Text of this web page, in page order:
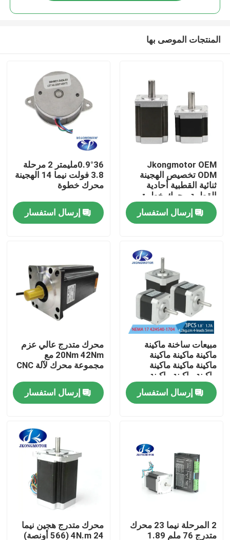
معلومات عنا
جولة في المعمل
مراقبة الجودة
اتصل بنا
محرك سيرفو متكامل
محرك DC بدون فرشات
المنتجات الموصى بها
Jkongmotor OEM
ODM تخصيص الهجينة
ثنائية القطبية أحادية
القطبية محرك خطوة
خطوة مع علبة التروس
مكيف الفرامل مدمجة
السائق
إرسال استفسار
0.9°36مليمتر 2 مرحلة
3.8 فولت نيما 14 الهجينة
محرك خطوة
إرسال استفسار
مبيعات ساخنة ماكينة
ماكينة ماكينة ماكينة
ماكينة ماكينة ماكينة
ماكينة ماكينة ماكينة
ماكينة
إرسال استفسار
محرك متدرج عالي عزم
20Nm 42Nm مع
مجموعة محرك لآلة CNC
إرسال استفسار
2 المرحلة نيما 23 محرك
متدرج 76 ملم 1.89
محرك متدرج هجين نيما
24 4N.m (566 أونصة)